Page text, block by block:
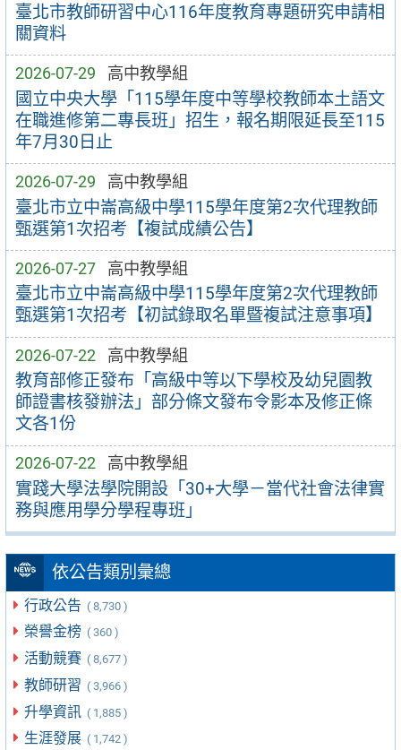
臺北市教師研習中心116年度教育專題研究申請相
關資料
2026-07-29 高中教學組
國立中央大學「115學年度中等學校教師本土語文
在職進修第二專長班」招生，報名期限延長至115
年7月30日止
2026-07-29 高中教學組
臺北市立中崙高級中學115學年度第2次代理教師
甄選第1次招考【複試成績公告】
2026-07-27 高中教學組
臺北市立中崙高級中學115學年度第2次代理教師
甄選第1次招考【初試錄取名單暨複試注意事項】
2026-07-22 高中教學組
教育部修正發布「高級中等以下學校及幼兒園教
師證書核發辦法」部分條文發布令影本及修正條
文各1份
2026-07-22 高中教學組
實踐大學法學院開設「30+大學－當代社會法律實
務與應用學分學程專班」
依公告類別彙總
行政公告 ( 8,730 )
榮譽金榜 ( 360 )
活動競賽 ( 8,677 )
教師研習 ( 3,966 )
升學資訊 ( 1,885 )
生涯發展 ( 1,742 )